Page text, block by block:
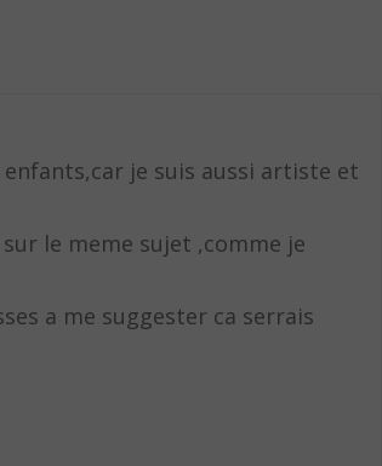
je suis aussi artiste et
le meme sujet ,comme je
a me suggester ca serrais